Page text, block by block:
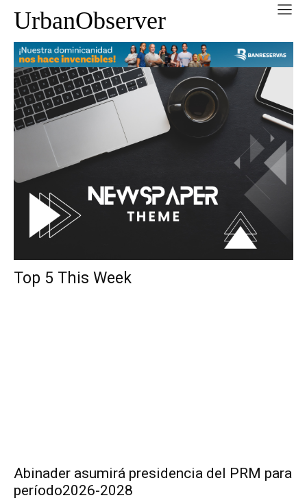
UrbanObserver
Top 5 This Week
Abinader asumirá presidencia del PRM para
período2026-2028